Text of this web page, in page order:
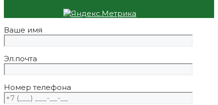
Ваше имя
Эл.почта
Номер телефона